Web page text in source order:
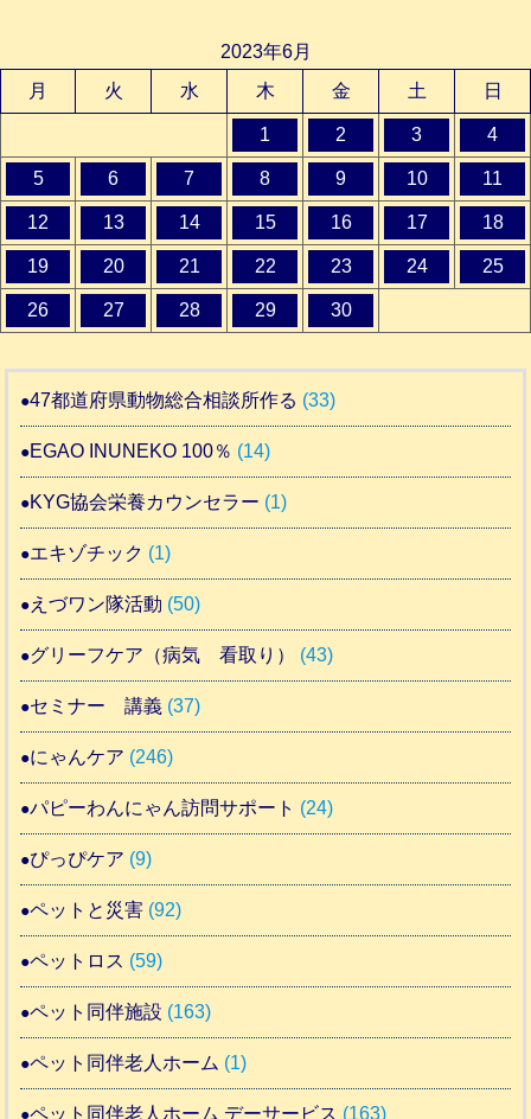
2023年6月
月
火 水 木 金 土 日
1 2 3 4
5 6 7 8 9 10 11
12 13 14 15 16 17 18
19 20 21 22 23 24 25
26 27 28 29 30
47都道府県動物総合相談所作る (33)
EGAO INUNEKO 100％ (14)
KYG協会栄養カウンセラー (1)
エキゾチック (1)
えづワン隊活動 (50)
グリーフケア（病気 看取り） (43)
セミナー 講義 (37)
にゃんケア (246)
パピーわんにゃん訪問サポート (24)
ぴっぴケア (9)
ペットと災害 (92)
ペットロス (59)
ペット同伴施設 (163)
ペット同伴老人ホーム (1)
ペット同伴老人ホーム デーサービス (163)